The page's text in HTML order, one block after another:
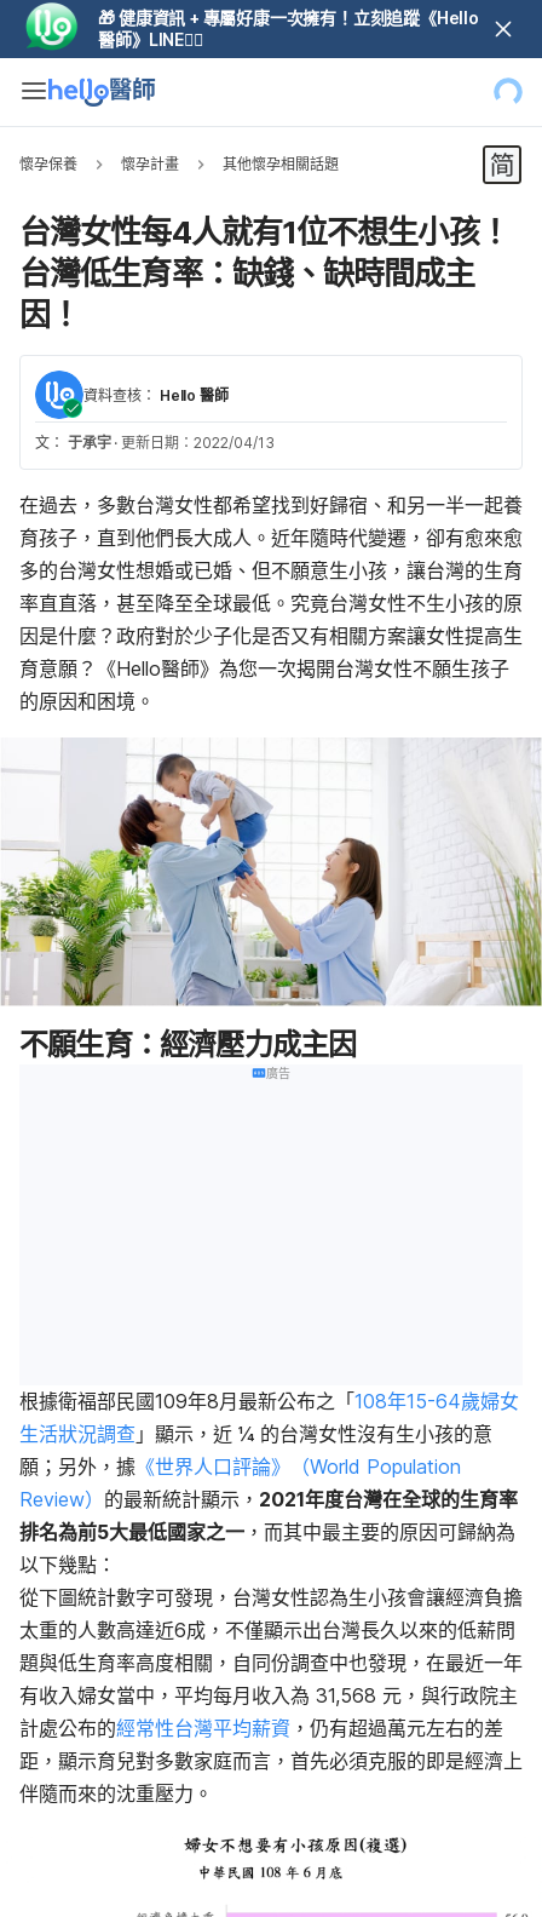
🎁 健康資訊 + 專屬好康一次擁有！立刻追蹤《Hello
醫師》LINE👆🏼
懷孕保養 懷孕計畫 其他懷孕相關話題
台灣女性每4人就有1位不想生小孩！
台灣低生育率：缺錢、缺時間成主
因！
資料查核： Hello 醫師
文： 于承宇 · 更新日期：2022/04/13
在過去，多數台灣女性都希望找到好歸宿、和另一半一起養
育孩子，直到他們長大成人。近年隨時代變遷，卻有愈來愈
多的台灣女性想婚或已婚、但不願意生小孩，讓台灣的生育
率直直落，甚至降至全球最低。究竟台灣女性不生小孩的原
因是什麼？政府對於少子化是否又有相關方案讓女性提高生
育意願？《Hello醫師》為您一次揭開台灣女性不願生孩子
的原因和困境。
不願生育：經濟壓力成主因
廣告
根據衛福部民國109年8月最新公布之「 108年15-64歲婦女
生活狀況調查 」顯示，近 ¼ 的台灣女性沒有生小孩的意
願；另外，據 《世界人口評論》（World Population
Review） 的最新統計顯示， 2021年度台灣在全球的生育率
排名為前5大最低國家之一 ，而其中最主要的原因可歸納為
以下幾點：
從下圖統計數字可發現，台灣女性認為生小孩會讓經濟負擔
太重的人數高達近6成，不僅顯示出台灣長久以來的低薪問
題與低生育率高度相關，自同份調查中也發現，在最近一年
有收入婦女當中，平均每月收入為 31,568 元，與行政院主
計處公布的經常性台灣平均薪資 ，仍有超過萬元左右的差
距，顯示育兒對多數家庭而言，首先必須克服的即是經濟上
伴隨而來的沈重壓力。